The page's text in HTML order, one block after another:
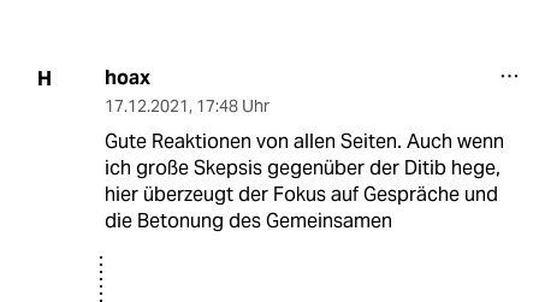
H hoax
17.12.2021, 17:48 Uhr
Gute Reaktionen von allen Seiten. Auch wenn
ich große Skepsis gegenüber der Ditib hege,
hier überzeugt der Fokus auf Gespräche und
die Betonung des Gemeinsamen